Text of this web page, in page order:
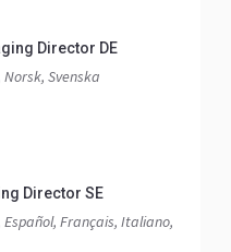
Director DE
Norsk, Svenska
Director SE
Español, Français, Italiano,